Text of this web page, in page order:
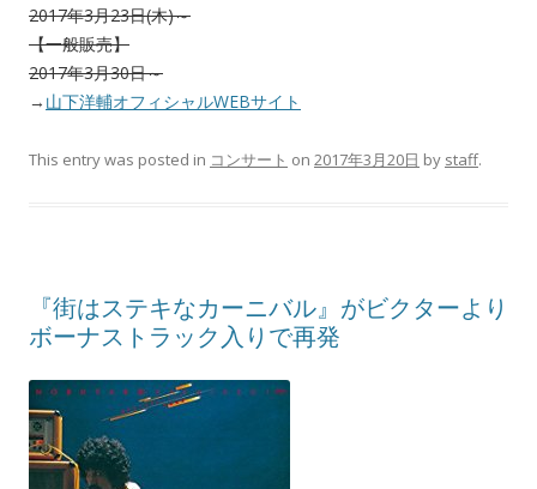
2017年3月23日(木)～
【一般販売】
2017年3月30日～
→ 山下洋輔オフィシャルWEBサイト
This entry was posted in コンサート on 2017年3月20日 by staff.
『街はステキなカーニバル』がビクターより
ボーナストラック入りで再発